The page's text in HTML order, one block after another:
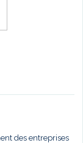
des entreprises